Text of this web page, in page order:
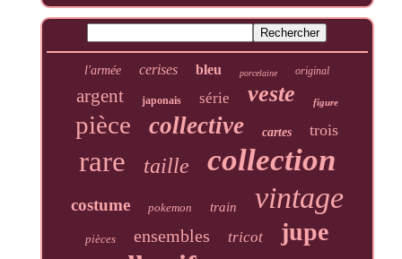
l'armée cerises bleu porcelaine original
argent japonais série veste figure
pièce collective cartes trois
rare taille collection
costume pokemon train vintage
pièces ensembles tricot jupe